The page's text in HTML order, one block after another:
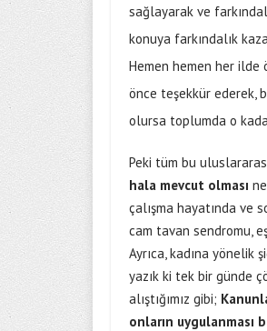
sağlayarak ve
konuya farkındalık
Hemen hemen her ilde
önce teşekkür ederek,
olursa toplumda o
Peki tüm bu
hala mevcut olması
çalışma hayatında ve
cam tavan sendromu,
Ayrıca, kadına
yazık ki tek bir günde
alıştığımız gibi;
onların